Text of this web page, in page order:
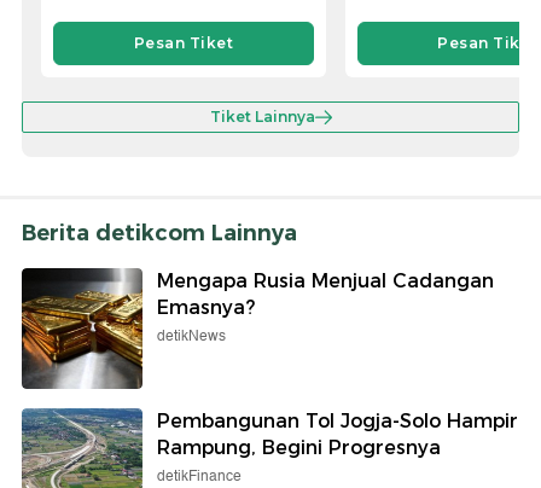
Pesan Tiket Pesan Tiket
Tiket Lainnya
Berita detikcom Lainnya
Mengapa Rusia Menjual Cadangan
Emasnya?
detikNews
Pembangunan Tol Jogja-Solo Hampir
Rampung, Begini Progresnya
detikFinance